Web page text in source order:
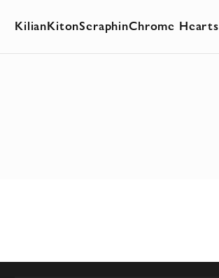
KilianKitonSeraphinChrome Hearts